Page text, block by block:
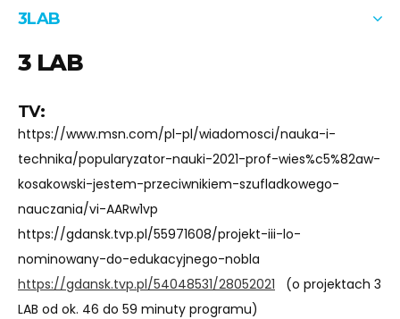
3LAB
3 LAB
TV:
https://www.msn.com/pl-pl/wiadomosci/nauka-i-
technika/popularyzator-nauki-2021-prof-wies%c5%82aw-
kosakowski-jestem-przeciwnikiem-szufladkowego-
nauczania/vi-AARw1vp
https://gdansk.tvp.pl/55971608/projekt-iii-lo-
nominowany-do-edukacyjnego-nobla
https://gdansk.tvp.pl/54048531/28052021 (o projektach 3
LAB od ok. 46 do 59 minuty programu)